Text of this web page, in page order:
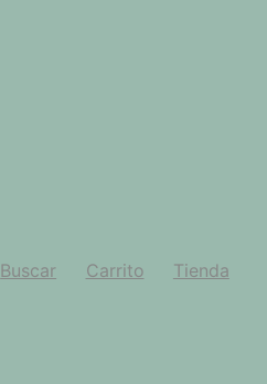
Buscar Carrito Tienda